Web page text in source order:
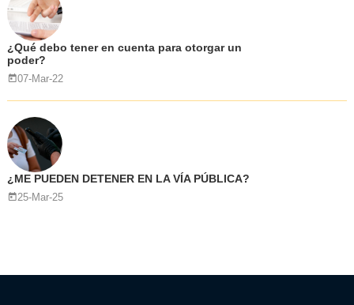
¿Qué debo tener en cuenta para otorgar un
poder?
07-Mar-22
¿ME PUEDEN DETENER EN LA VÍA PÚBLICA?
25-Mar-25